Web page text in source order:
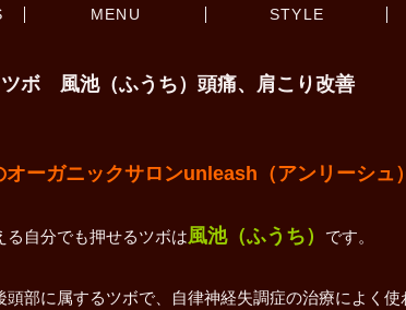
MENU STYLE
ツボ 風池（ふうち）頭痛、肩こり改善
オーガニックサロンunleash（アンリーシ
る自分でも押せるツボは風池（ふうち） です。
頭部に属するツボで、自律神経失調症の治療によく使